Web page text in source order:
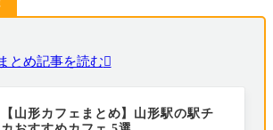
とめ記事を読む
【山形カフェまとめ】山形駅の駅チ